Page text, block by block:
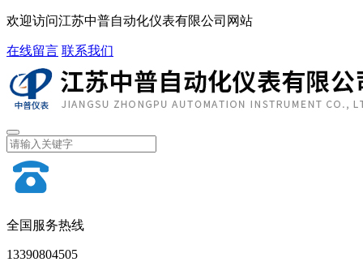
欢迎访问江苏中普自动化仪表有限公司网站
在线留言 联系我们
全国服务热线
13390804505